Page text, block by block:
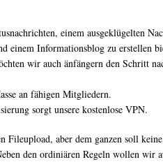
einem ausgeklügelten
einem Informationsblog zu erstellen
wir auch änfängern den Schritt
an fähigen Mitgliedern.
sorgt unsere kostenlose VPN.
aber dem ganzen soll
den ordiniären Regeln wollen wir